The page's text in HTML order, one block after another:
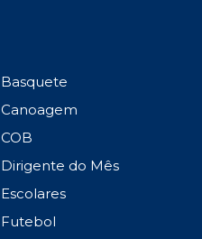
Basquete
Canoagem
COB
Dirigente do Mês
Escolares
Futebol